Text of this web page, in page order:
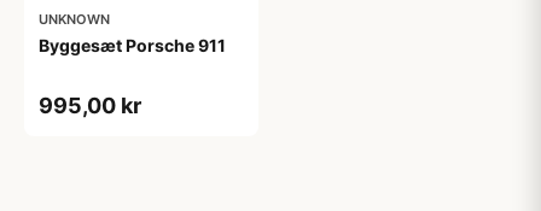
UNKNOWN
Byggesæt Porsche 911
995,00 kr